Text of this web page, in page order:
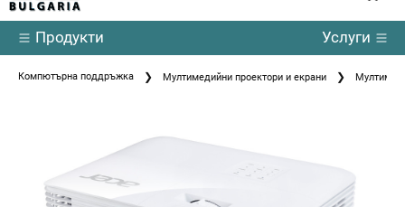
Продукти Услуги
Компютърна поддръжка Мултимедийни проектори и екрани